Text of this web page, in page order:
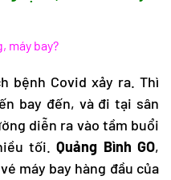
máy bay?
bệnh Covid xảy ra. Thì
bay đến, và đi tại sân
diễn ra vào tầm buổi
tối.Quảng Bình GO,
máy bay hàng đầu của